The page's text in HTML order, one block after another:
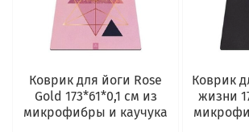
Коврик для йоги Rose
Gold 173*61*0,1 см из
микрофибры и каучука
Коврик
жизни